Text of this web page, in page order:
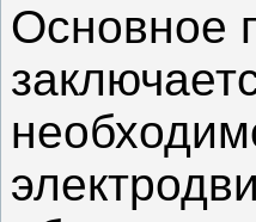
Основное